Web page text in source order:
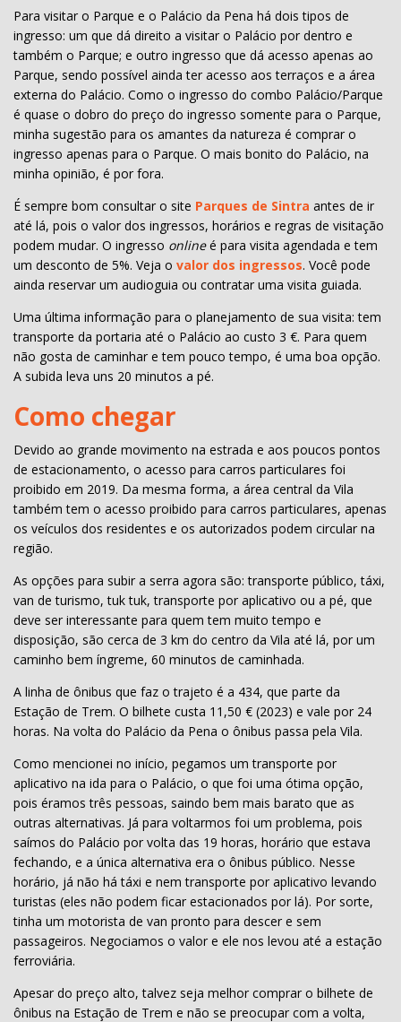
Para visitar o Parque e o Palácio da Pena há dois tipos de
ingresso: um que dá direito a visitar o Palácio por dentro e
também o Parque; e outro ingresso que dá acesso apenas ao
Parque, sendo possível ainda ter acesso aos terraços e a área
externa do Palácio. Como o ingresso do combo Palácio/Parque
é quase o dobro do preço do ingresso somente para o Parque,
minha sugestão para os amantes da natureza é comprar o
ingresso apenas para o Parque. O mais bonito do Palácio, na
minha opinião, é por fora.
É sempre bom consultar o site Parques de Sintra antes de ir
até lá, pois o valor dos ingressos, horários e regras de visitação
podem mudar. O ingresso onlineé para visita agendada e tem
um desconto de 5%. Veja o valor dos ingressos. Você pode
ainda reservar um audioguia ou contratar uma visita guiada.
Uma última informação para o planejamento de sua visita: tem
transporte da portaria até o Palácio ao custo 3 €. Para quem
não gosta de caminhar e tem pouco tempo, é uma boa opção.
A subida leva uns 20 minutos a pé.
Como chegar
Devido ao grande movimento na estrada e aos poucos pontos
de estacionamento, o acesso para carros particulares foi
proibido em 2019. Da mesma forma, a área central da Vila
também tem o acesso proibido para carros particulares, apenas
os veículos dos residentes e os autorizados podem circular na
região.
As opções para subir a serra agora são: transporte público, táxi,
van de turismo, tuk tuk, transporte por aplicativo ou a pé, que
deve ser interessante para quem tem muito tempo e
disposição, são cerca de 3 km do centro da Vila até lá, por um
caminho bem íngreme, 60 minutos de caminhada.
A linha de ônibus que faz o trajeto é a 434, que parte da
Estação de Trem. O bilhete custa 11,50 € (2023) e vale por 24
horas. Na volta do Palácio da Pena o ônibus passa pela Vila.
Como mencionei no início, pegamos um transporte por
aplicativo na ida para o Palácio, o que foi uma ótima opção,
pois éramos três pessoas, saindo bem mais barato que as
outras alternativas. Já para voltarmos foi um problema, pois
saímos do Palácio por volta das 19 horas, horário que estava
fechando, e a única alternativa era o ônibus público. Nesse
horário, já não há táxi e nem transporte por aplicativo levando
turistas (eles não podem ficar estacionados por lá). Por sorte,
tinha um motorista de van pronto para descer e sem
passageiros. Negociamos o valor e ele nos levou até a estação
ferroviária.
Apesar do preço alto, talvez seja melhor comprar o bilhete de
ônibus na Estação de Trem e não se preocupar com a volta,